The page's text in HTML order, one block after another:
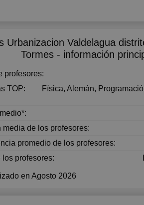
Urbanizacion Valdelagua
Tormes - información
profesores:
TOP:
Física, Alemán,
media de los profesores:
promedio de los profesores:
los profesores:
en Agosto 2026